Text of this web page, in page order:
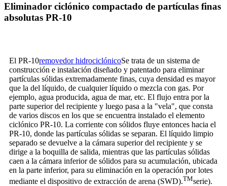
Eliminador ciclónico compactado de partículas finas
absolutas PR-10
El PR-10removedor hidrociclónicoSe trata de un sistema de
construcción e instalación diseñado y patentado para eliminar
partículas sólidas extremadamente finas, cuya densidad es mayor
que la del líquido, de cualquier líquido o mezcla con gas. Por
ejemplo, agua producida, agua de mar, etc. El flujo entra por la
parte superior del recipiente y luego pasa a la "vela", que consta
de varios discos en los que se encuentra instalado el elemento
ciclónico PR-10. La corriente con sólidos fluye entonces hacia el
PR-10, donde las partículas sólidas se separan. El líquido limpio
separado se devuelve a la cámara superior del recipiente y se
dirige a la boquilla de salida, mientras que las partículas sólidas
caen a la cámara inferior de sólidos para su acumulación, ubicada
en la parte inferior, para su eliminación en la operación por lotes
mediante el dispositivo de extracción de arena (SWD).TMserie).